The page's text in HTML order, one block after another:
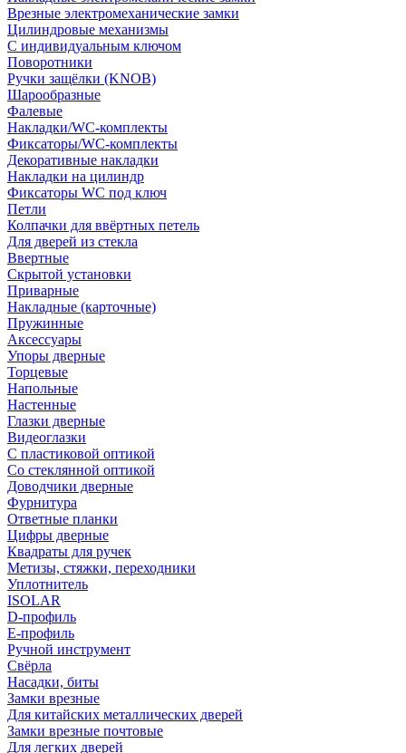
Врезные электромеханические замки
Цилиндровые механизмы
С индивидуальным ключом
Поворотники
Ручки защёлки (KNOB)
Шарообразные
Фалевые
Накладки/WC-комплекты
Фиксаторы/WC-комплекты
Декоративные накладки
Накладки на цилиндр
Фиксаторы WC под ключ
Петли
Колпачки для ввёртных петель
Для дверей из стекла
Ввертные
Скрытой установки
Приварные
Накладные (карточные)
Пружинные
Аксессуары
Упоры дверные
Торцевые
Напольные
Настенные
Глазки дверные
Видеоглазки
С пластиковой оптикой
Со стеклянной оптикой
Доводчики дверные
Фурнитура
Ответные планки
Цифры дверные
Квадраты для ручек
Метизы, стяжки, переходники
Уплотнитель
ISOLAR
D-профиль
Е-профиль
Ручной инструмент
Свёрла
Насадки, биты
Замки врезные
Для китайских металлических дверей
Замки врезные почтовые
Для легких дверей